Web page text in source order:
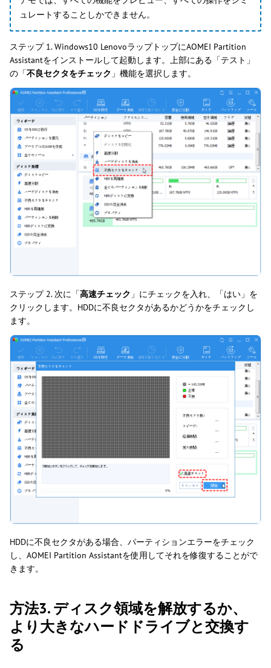
ュレートすることしかできません。
ステップ 1. Windows10 LenovoラップトップにAOMEI Partition
Assistantをインストールして起動します。上部にある「テスト」
の「不良セクタをチェック 」機能を選択します。
ステップ 2. 次に「高速チェック 」にチェックを入れ、「はい」を
クリックします。HDDに不良セクタがあるかどうかをチェックし
ます。
HDDに不良セクタがある場合、パーティションエラーをチェック
し、AOMEI Partition Assistantを使用してそれを修復することがで
きます。
方法3. ディスク領域を解放するか、
より大きなハードドライブと交換す
る